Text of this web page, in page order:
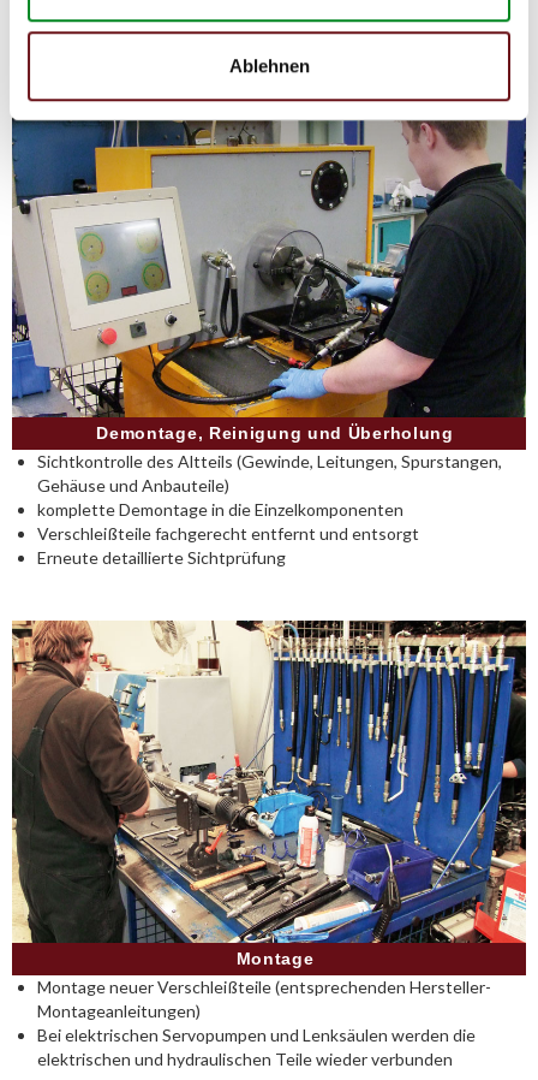
Ablehnen
Demontage, Reinigung und Überholung
Sichtkontrolle des Altteils (Gewinde, Leitungen, Spurstangen,
Gehäuse und Anbauteile)
komplette Demontage in die Einzelkomponenten
Verschleißteile fachgerecht entfernt und entsorgt
Erneute detaillierte Sichtprüfung
Montage
Montage neuer Verschleißteile (entsprechenden Hersteller-
Montageanleitungen)
Bei elektrischen Servopumpen und Lenksäulen werden die
elektrischen und hydraulischen Teile wieder verbunden